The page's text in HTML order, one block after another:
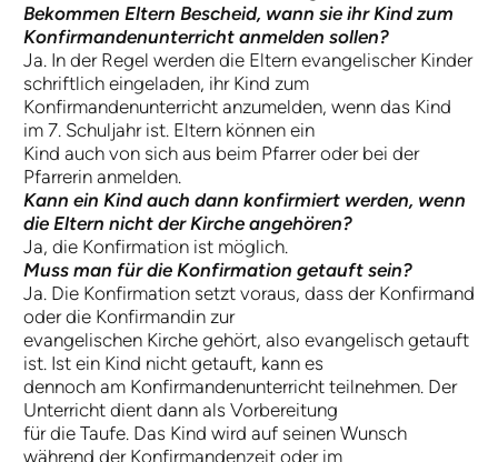
Bekommen Eltern Bescheid, wann sie ihr Kind zum
Konfirmandenunterricht anmelden sollen?
Ja. In der Regel werden die Eltern evangelischer Kinder
schriftlich eingeladen, ihr Kind zum
Konfirmandenunterricht anzumelden, wenn das Kind
im 7. Schuljahr ist. Eltern können ein
Kind auch von sich aus beim Pfarrer oder bei der
Pfarrerin anmelden.
Kann ein Kind auch dann konfirmiert werden, wenn
die Eltern nicht der Kirche angehören?
Ja, die Konfirmation ist möglich.
Muss man für die Konfirmation getauft sein?
Ja. Die Konfirmation setzt voraus, dass der Konfirmand
oder die Konfirmandin zur
evangelischen Kirche gehört, also evangelisch getauft
ist. Ist ein Kind nicht getauft, kann es
dennoch am Konfirmandenunterricht teilnehmen. Der
Unterricht dient dann als Vorbereitung
für die Taufe. Das Kind wird auf seinen Wunsch
während der Konfirmandenzeit oder im